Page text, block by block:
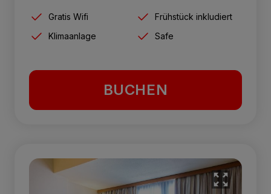
Gratis Wifi
Frühstück inkludiert
Klimaanlage
Safe
BUCHEN